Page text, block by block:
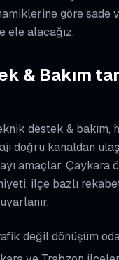
göre sade
ele alacağız.
& Bakım
destek & bakım,
doğru kanaldan
amaçlar. Çaykara
ilçe bazlı
değil dönüşüm